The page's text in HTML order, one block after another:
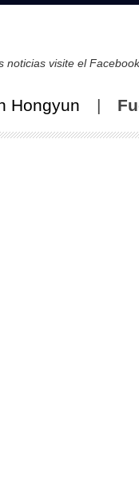
visite el
Hongyun |